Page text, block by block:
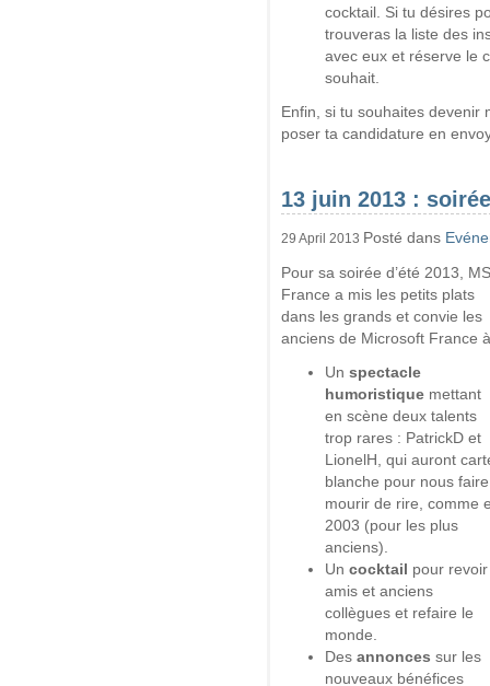
cocktail. Si tu désires
trouveras la liste des
avec eux et réserve le
souhait.
Enfin, si tu souhaites devenir
poser ta candidature en
13 juin 2013 :
29 April 2013 Posté dans
Pour sa soirée d’été 2013,
France a mis les petits plats
dans les grands et convie les
anciens de Microsoft France
Un spectacle
humoristique mettant
en scène deux talents
trop rares : PatrickD et
LionelH, qui auront
blanche pour nous faire
mourir de rire, comme
2003 (pour les plus
anciens).
Un cocktail pour revoir
amis et anciens
collègues et refaire le
monde.
Des annonces sur les
nouveaux bénéfices